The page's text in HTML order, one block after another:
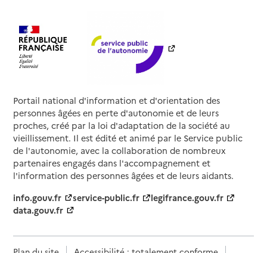
Portail national d'information et d'orientation des
personnes âgées en perte d'autonomie et de leurs
proches, créé par la loi d'adaptation de la société au
vieillissement. Il est édité et animé par le Service public
de l'autonomie, avec la collaboration de nombreux
partenaires engagés dans l'accompagnement et
l'information des personnes âgées et de leurs aidants.
info.gouv.fr
service-public.fr
legifrance.gouv.fr
data.gouv.fr